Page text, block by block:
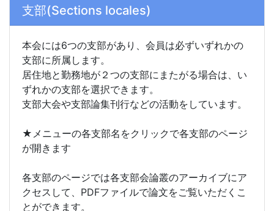
支部(Sections locales)
本会には6つの支部があり、会員は必ずいずれかの
支部に所属します。
居住地と勤務地が２つの支部にまたがる場合は、い
ずれかの支部を選択できます。
支部大会や支部論集刊行などの活動をしています。
★メニューの各支部名をクリックで各支部のページ
が開きます
各支部のページでは各支部会論叢のアーカイブにア
クセスして、PDFファイルで論文をご覧いただくこ
とができます。